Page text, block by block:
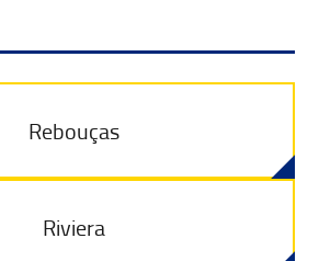
Rebouças
Riviera